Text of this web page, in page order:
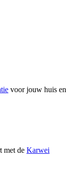
voor jouw huis en
met de Karwei